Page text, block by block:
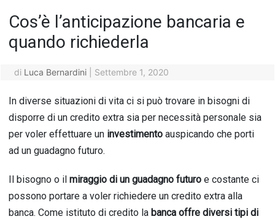
Cos’è l’anticipazione bancaria e
quando richiederla
di Luca Bernardini Settembre 1, 2020
In diverse situazioni di vita ci si può trovare in bisogni di
disporre di un credito extra sia per necessità personale sia
per voler effettuare un investimento auspicando che porti
ad un guadagno futuro.
Il bisogno o il miraggio di un guadagno futuro e costante ci
possono portare a voler richiedere un credito extra alla
banca. Come istituto di credito la banca offre diversi tipi di